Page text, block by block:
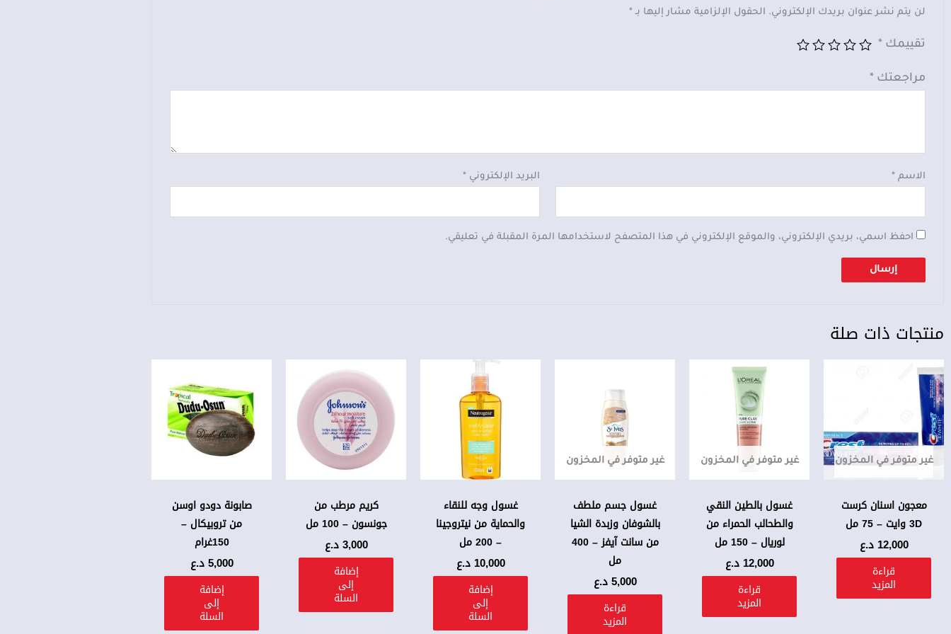
لن يتم نشر عنوان بريدك الإلكتروني. الحقول الإلزامية مشار إليها بـ*
تقييمك*
مراجعتك*
الاسم* البريد الإلكتروني *
احفظ اسمي، بريدي الإلكتروني، والموقع الإلكتروني في هذا المتصفح لاستخدامها المرة المقبلة في تعليقي.
منتجات ذات صلة
غير متوفر في المخزون
معجون اسنان كرست
3D وايت – 75 مل
12,000 د.ع
قراءة
المزيد
غير متوفر في المخزون
غسول بالطين النقي
والطحالب الحمراء من
لوريال – 150 مل
12,000 د.ع
قراءة
المزيد
غير متوفر في المخزون
غسول جسم ملطف
بالشوفان وزبدة الشيا
من سانت آيفز – 400
مل
5,000د.ع
قراءة
المزيد
غسول وجه للنقاء
والحماية من نيتروجينا
– 200 مل
10,000 د.ع
إضافة
إلى
السلة
كريم مرطب من
جونسون – 100 مل
3,000د.ع
إضافة
إلى
السلة
صابونة دودو اوسن
من تروبيكال –
150غرام
5,000د.ع
إضافة
إلى
السلة